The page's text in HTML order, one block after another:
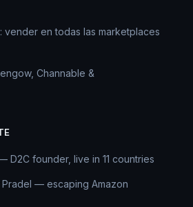
vender en todas las marketplaces
Channable &
D2C founder, live in 11 countries
Pradel — escaping Amazon